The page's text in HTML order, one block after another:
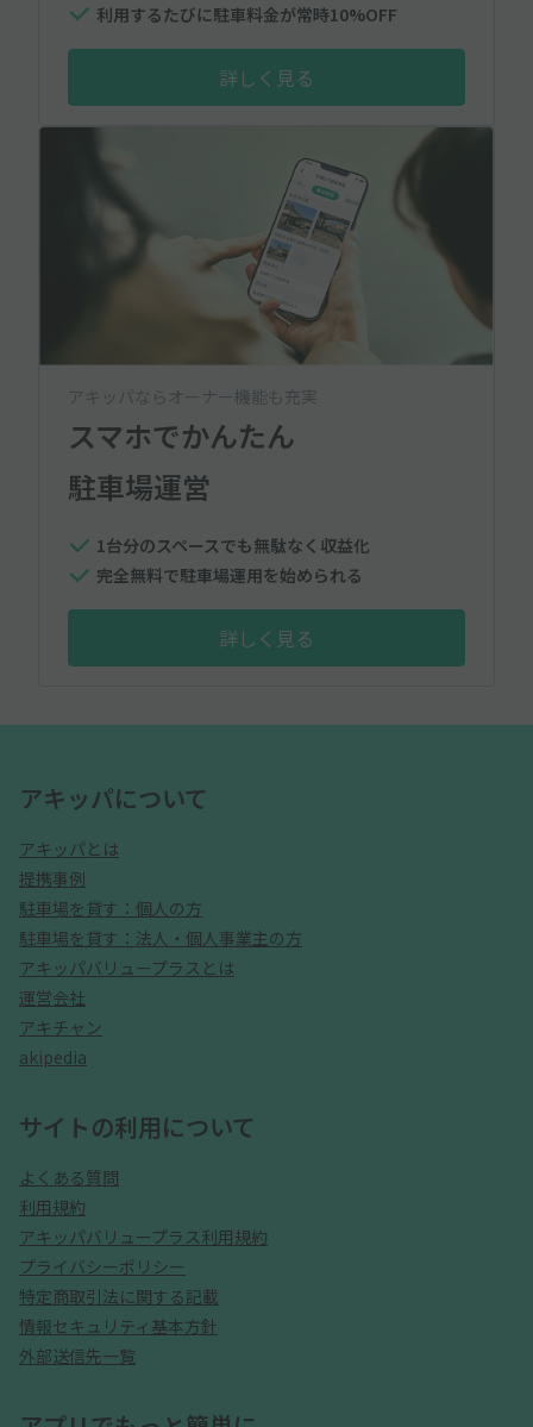
利用するたびに駐車料金が常時10%OFF
詳しく見る
アキッパならオーナー機能も充実
スマホでかんたん
駐車場運営
1台分のスペースでも無駄なく収益化
完全無料で駐車場運用を始められる
詳しく見る
アキッパについて
アキッパとは
提携事例
駐車場を貸す：個人の方
駐車場を貸す：法人・個人事業主の方
アキッパバリュープラスとは
運営会社
アキチャン
akipedia
サイトの利用について
よくある質問
利用規約
アキッパバリュープラス利用規約
プライバシーポリシー
特定商取引法に関する記載
情報セキュリティ基本方針
外部送信先一覧